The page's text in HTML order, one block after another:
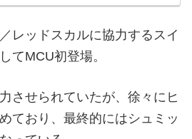
レッドスカルに協力するスイ
てMCU初登場。
させられていたが、徐々にヒ
ており、最終的にはシュミッ